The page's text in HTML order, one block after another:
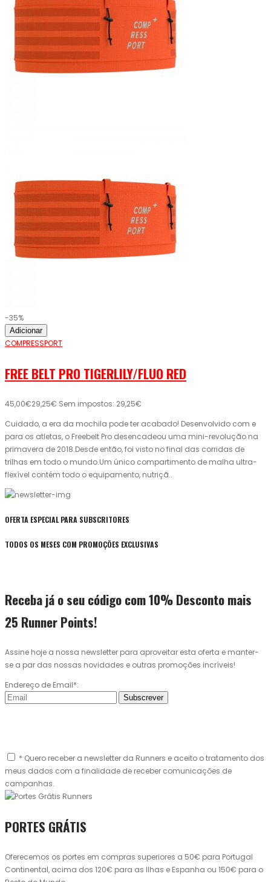
-35%
Adicionar
COMPRESSPORT
FREE BELT PRO TIGERLILY/FLUO RED
45,00€29,25€ Sem impostos: 29,25€
Cuidado, a era da mochila pode ter acabado! Desenvolvido com e
para os atletas, o Freebelt Pro desencadeou uma mini-revolução na
primavera de 2018.Desde então, foi visto no final das corridas de
trilhas em todo o mundo.Um único compartimento de malha ultra-
flexível contém todo o equipamento, nutriçã..
OFERTA ESPECIAL PARA SUBSCRITORES
TODOS OS MESES COM PROMOÇÕES EXCLUSIVAS
Receba já o seu código com 10% Desconto mais
25 Runner Points!
Assine hoje a nossa newsletter para aproveitar esta oferta e manter-
se a par das nossas novidades e outras promoções incríveis!
Endereço de Email*:
Subscrever
* Quero receber a newsletter da Runners e aceito o tratamento dos
meus dados com a finalidade de receber comunicações de
campanhas.
PORTES GRÁTIS
Oferecemos os portes em compras superiores a 50€ para Portugal
Continental, acima dos 120€ para as Ilhas e Espanha ou 150€ para o